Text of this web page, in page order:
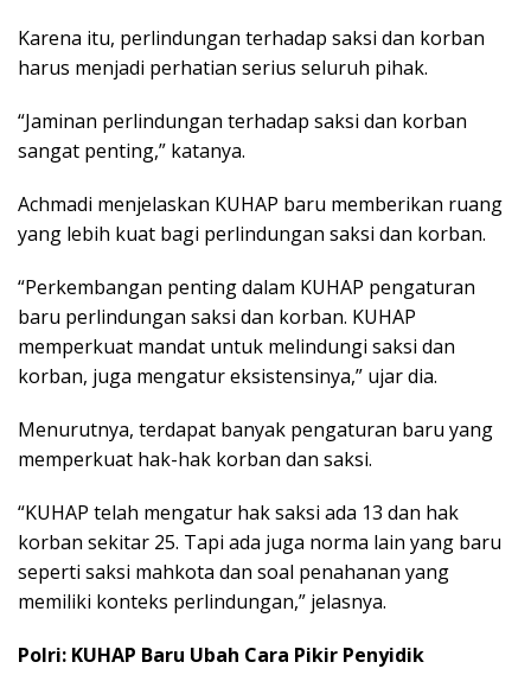
Karena itu, perlindungan terhadap saksi dan korban
harus menjadi perhatian serius seluruh pihak.
“Jaminan perlindungan terhadap saksi dan korban
sangat penting,” katanya.
Achmadi menjelaskan KUHAP baru memberikan ruang
yang lebih kuat bagi perlindungan saksi dan korban.
“Perkembangan penting dalam KUHAP pengaturan
baru perlindungan saksi dan korban. KUHAP
memperkuat mandat untuk melindungi saksi dan
korban, juga mengatur eksistensinya,” ujar dia.
Menurutnya, terdapat banyak pengaturan baru yang
memperkuat hak-hak korban dan saksi.
“KUHAP telah mengatur hak saksi ada 13 dan hak
korban sekitar 25. Tapi ada juga norma lain yang baru
seperti saksi mahkota dan soal penahanan yang
memiliki konteks perlindungan,” jelasnya.
Polri: KUHAP Baru Ubah Cara Pikir Penyidik